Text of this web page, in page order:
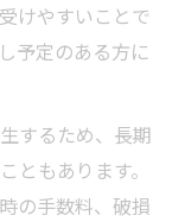
けやすいことで
予定のある方に
するため、長期
ともあります。
の手数料、破損